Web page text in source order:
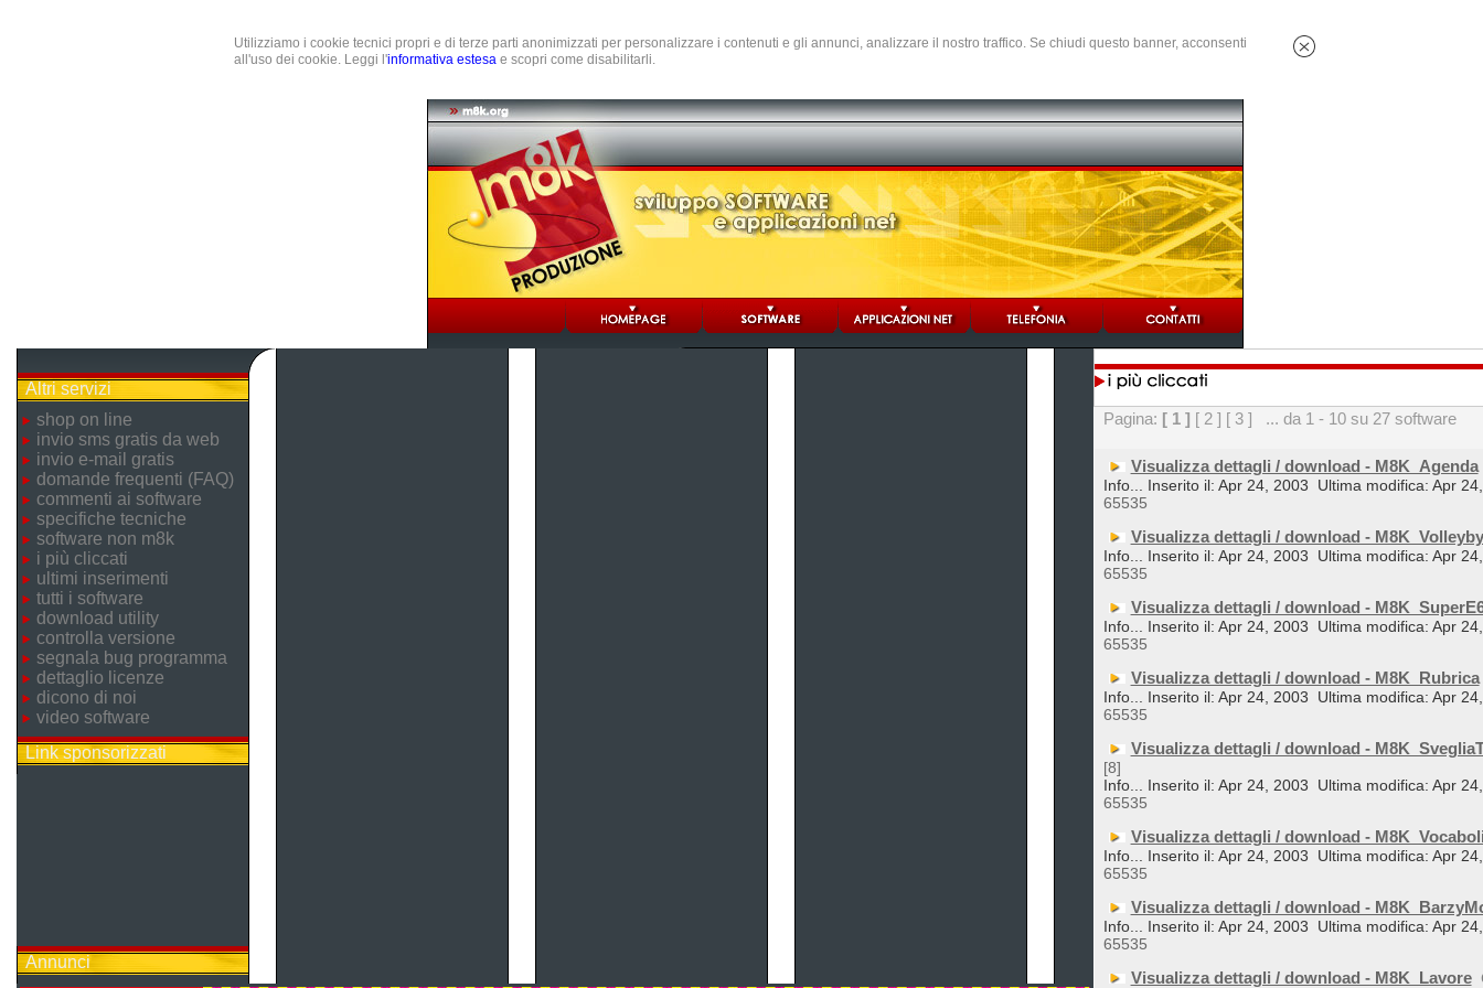
Utilizziamo i cookie tecnici propri e di terze parti anonimizzati per personalizzare i contenuti e gli annunci, analizzare il nostro traffico. Se chiudi questo banner, acconsenti
all'uso dei cookie. Leggi l'informativa estesa e scopri come disabilitarli.
Altri servizi
shop on line
invio sms gratis da web
invio e-mail gratis
domande frequenti (FAQ)
commenti ai software
specifiche tecniche
software non m8k
i più cliccati
ultimi inserimenti
tutti i software
download utility
controlla versione
segnala bug programma
dettaglio licenze
dicono di noi
video software
Link sponsorizzati
Annunci
Pagina: [ 1 ] [ 2 ] [ 3 ] ... da 1 - 10 su 27 software
Visualizza dettagli / download - M8K_Agenda
Info... Inserito il: Apr 24, 2003
Ultima modifica: Apr
65535
Visualizza dettagli / download -
Info... Inserito il: Apr 24, 2003
Ultima modifica: Apr
65535
Visualizza dettagli / download -
Info... Inserito il: Apr 24, 2003
Ultima modifica: Apr
65535
Visualizza dettagli / download - M8K_Rubrica
Info... Inserito il: Apr 24, 2003
Ultima modifica: Apr
65535
Visualizza dettagli / download -
[8]
Info... Inserito il: Apr 24, 2003
Ultima modifica: Apr
65535
Visualizza dettagli / download -
Info... Inserito il: Apr 24, 2003
Ultima modifica: Apr
65535
Visualizza dettagli / download -
Info... Inserito il: Apr 24, 2003
Ultima modifica: Apr
65535
Visualizza dettagli / download - M8K_Lavore